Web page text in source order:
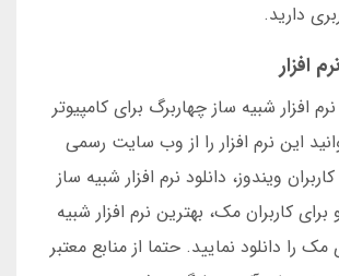
دارید.
افزار
افزار شبیه ساز چهاربرگ برای کامپیوتر
این نرم افزار را از وب سایت رسمی
ویندوز، دانلود نرم افزار شبیه ساز
کاربران مک، بهترین نرم افزار شبیه
را دانلود نمایید. حتما از منابع معتبر